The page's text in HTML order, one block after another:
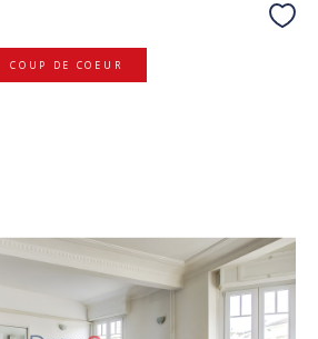
COUP DE COEUR